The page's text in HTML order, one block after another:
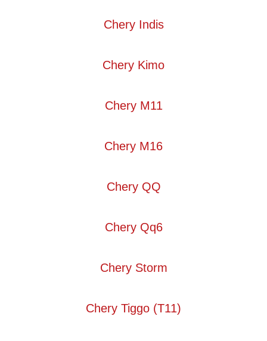
Chery Indis
Chery Kimo
Chery M11
Chery M16
Chery QQ
Chery Qq6
Chery Storm
Chery Tiggo (T11)